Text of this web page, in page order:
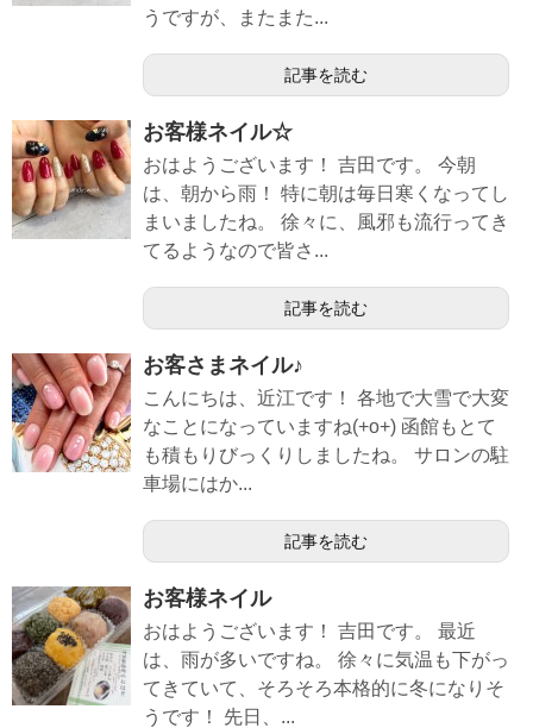
うですが、またまた...
記事を読む
お客様ネイル☆
おはようございます！ 吉田です。 今朝
は、朝から雨！ 特に朝は毎日寒くなってし
まいましたね。 徐々に、風邪も流行ってき
てるようなので皆さ...
記事を読む
お客さまネイル♪
こんにちは、近江です！ 各地で大雪で大変
なことになっていますね(+o+) 函館もとて
も積もりびっくりしましたね。 サロンの駐
車場にはか...
記事を読む
お客様ネイル
おはようございます！ 吉田です。 最近
は、雨が多いですね。 徐々に気温も下がっ
てきていて、そろそろ本格的に冬になりそ
うです！ 先日、...